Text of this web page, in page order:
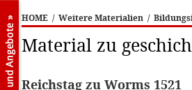
HOME / Weitere Materialien /
Material zu
Reichstag zu Worms 1521